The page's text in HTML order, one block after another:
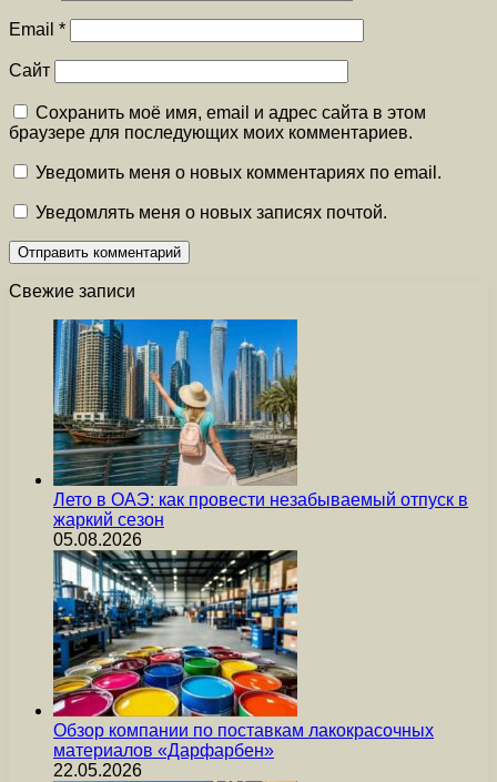
Email *
Сайт
Сохранить моё имя, email и адрес сайта в этом
браузере для последующих моих комментариев.
Уведомить меня о новых комментариях по email.
Уведомлять меня о новых записях почтой.
Свежие записи
Лето в ОАЭ: как провести незабываемый отпуск в
жаркий сезон
05.08.2026
Обзор компании по поставкам лакокрасочных
материалов «Дарфарбен»
22.05.2026